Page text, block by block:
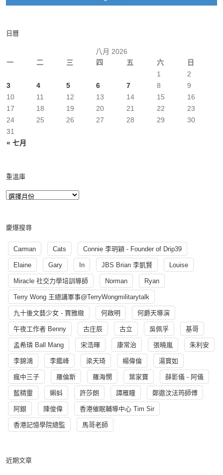
日曆
八月 2026
一
二 三 四 五 六 日
« 七月
1
2
3
4 5 6 7 8
9
10
11 12 13 14 15
16
17
18 19 20 21 22
23
24
25 26 27 28 29
30
31
重溫庫
慶爆搜尋
Carman Cats Connie 李玥穎 - Founder of Drip39
Elaine Gary In JBS Brian 李凱賢 Louise
Miracle 社交力學培訓導師 Norman Ryan
Terry Wong 王總講軍事@TerryWongmilitarytalk
九十後文藝少女 - 賈雅緻 何啟明 何爵天導演
午夜工作者 Benny 古庄辰 古立 吳佩孚 基哥
孟希璘 Ball Mang 宋浩暉 康常治 張曉嵐 朱利安
李錦鴻 李鑑峰 梁天琦 楊偉倫 湯寳如
瘋中三子 羅倫斯 羅海憫 葉家寶 薛影儀 - 阿儀
藍精靈 蝌蚪 許莎朗 譚雁瞳 鄭遨汶法筠師傅
阿銀 陳俊偉 香港催眠輔導中心 Tim Sir
香港記憶學院總監 馬哥老師
近期文章